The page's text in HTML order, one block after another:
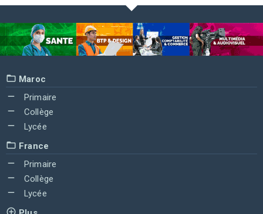
Maroc
Primaire
Collège
Lycée
France
Primaire
Collège
Lycée